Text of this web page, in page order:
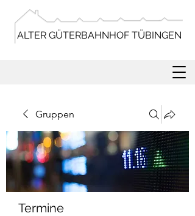
ALTER GÜTERBAHNHOF TÜBINGEN
Gruppen
Termine